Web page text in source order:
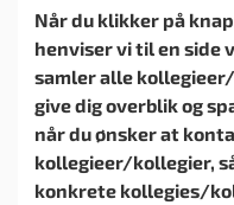
Når du klikker på
henviser vi til en side
samler alle
give dig overblik og
når du ønsker at
kollegieer/kollegier,
konkrete kollegies/